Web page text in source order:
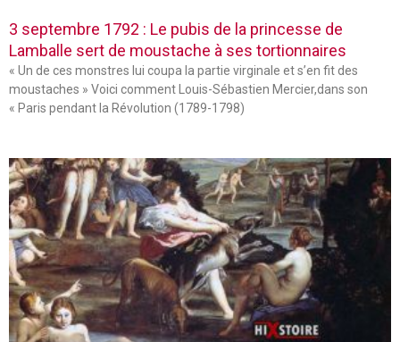
3 septembre 1792 : Le pubis de la princesse de
Lamballe sert de moustache à ses tortionnaires
« Un de ces monstres lui coupa la partie virginale et s’en fit des
moustaches » Voici comment Louis-Sébastien Mercier,dans son
« Paris pendant la Révolution (1789-1798)